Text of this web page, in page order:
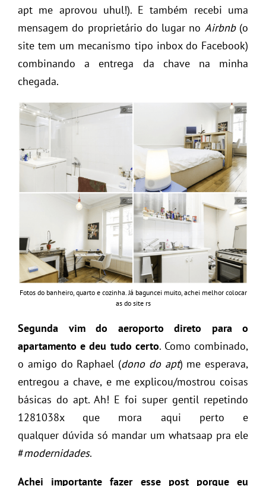
apt me aprovou uhul!). E também recebi uma
mensagem do proprietário do lugar no Airbnb(o
site tem um mecanismo tipo inbox do Facebook)
combinando a entrega da chave na minha
chegada.
Fotos do banheiro, quarto e cozinha. Já baguncei muito, achei melhor colocar
as do site rs
Segunda vim do aeroporto direto para o
apartamento e deu tudo certo. Como combinado,
o amigo do Raphael (dono do apt) me esperava,
entregou a chave, e me explicou/mostrou coisas
básicas do apt. Ah! E foi super gentil repetindo
1281038x que mora aqui perto e
qualquer dúvida só mandar um whatsaap pra ele
#modernidades.
Achei importante fazer esse post porque eu